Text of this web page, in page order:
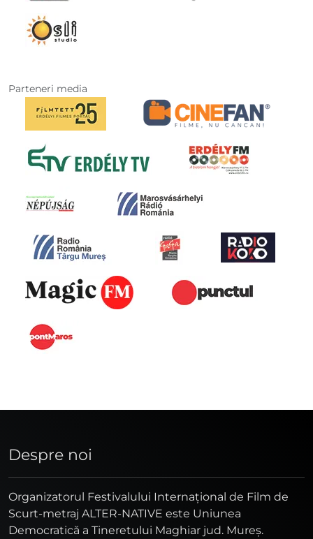
Parteneri media
Despre noi
Organizatorul Festivalului Internaţional de Film de
Scurt-metraj ALTER-NATIVE este Uniunea
Democratică a Tineretului Maghiar jud. Mureş.